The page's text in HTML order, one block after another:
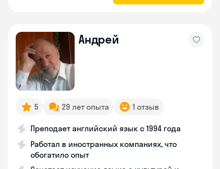
Андрей
5 29 лет опыта 1 отзыв
Преподает английский язык с 1994 года
Работал в иностранных компаниях, что
обогатило опыт